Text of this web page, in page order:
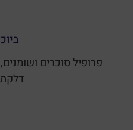
פרופיל סוכרים
דלקת